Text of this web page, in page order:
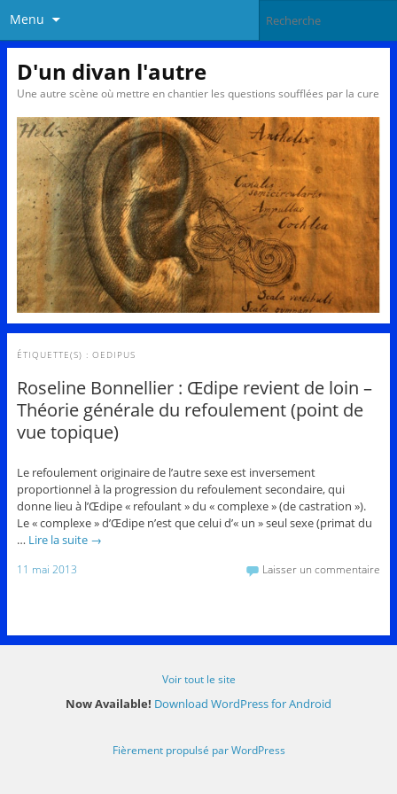
Menu
D'un divan l'autre
Une autre scène où mettre en chantier les questions soufflées par la cure
ÉTIQUETTE(S) : OEDIPUS
Roseline Bonnellier : Œdipe revient de loin –
Théorie générale du refoulement (point de
vue topique)
Le refoulement originaire de l’autre sexe est inversement
proportionnel à la progression du refoulement secondaire, qui
donne lieu à l’Œdipe « refoulant » du « complexe » (de castration »).
Le « complexe » d’Œdipe n’est que celui d’« un » seul sexe (primat du
… Lire la suite →
11 mai 2013 Laisser un commentaire
Voir tout le site
Now Available! Download WordPress for Android
Fièrement propulsé par WordPress